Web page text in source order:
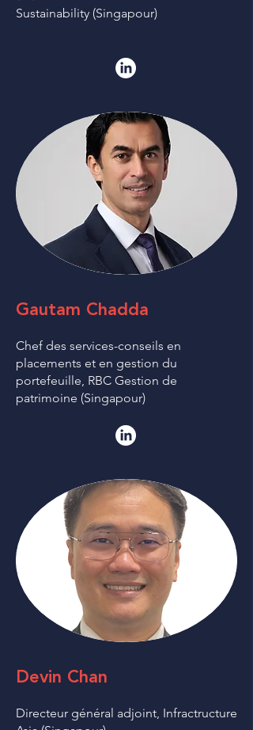
Sustainability (Singapour)
Gautam Chadda
Chef des services-conseils en
placements et en gestion du
portefeuille, RBC Gestion de
patrimoine (Singapour)
Devin Chan
Directeur général adjoint, Infractructure